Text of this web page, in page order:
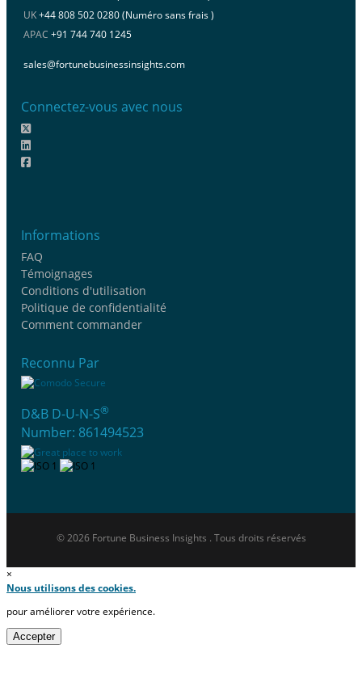
UK+44 808 502 0280 (Numéro sans frais )
APAC +91 744 740 1245
sales@fortunebusinessinsights.com
Connectez-vous avec nous
Informations
FAQ
Témoignages
Conditions d'utilisation
Politique de confidentialité
Comment commander
Reconnu Par
D&B D-U-N-S®
Number: 861494523
© 2026 Fortune Business Insights . Tous droits réservés
×
Nous utilisons des cookies.
pour améliorer votre expérience.
Accepter